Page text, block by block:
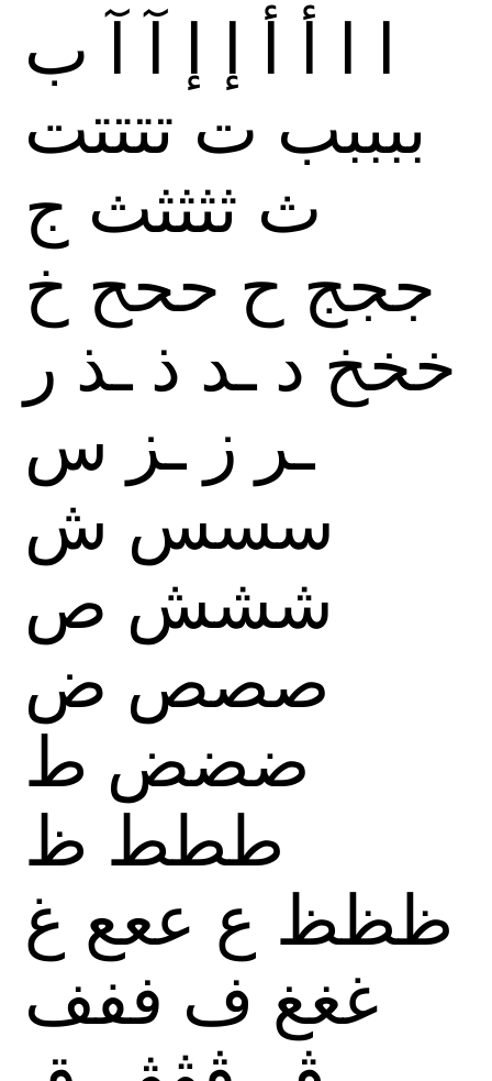
ا ا أ أ إ إ آ آ ب
ببببب ت تتتتت
ث ثثثثث ج
ججج ح ححح خ
خخخ د ـد ذ ـذ ر
ـر ز ـز س
سسس ش
ششش ص
صصص ض
ضضض ط
ططط ظ
ظظظ ع ععع غ
غغغ ف ففف